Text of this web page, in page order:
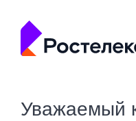
Уважаемый